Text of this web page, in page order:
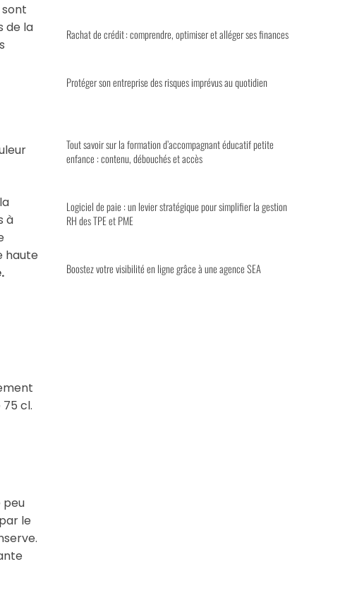
sont
de la
à
haute
cl.
peu
le
Rachat de crédit : comprendre, optimiser et alléger ses finances
Protéger son entreprise des risques imprévus au quotidien
Tout savoir sur la formation d’accompagnant éducatif petite
enfance : contenu, débouchés et accès
Logiciel de paie : un levier stratégique pour simplifier la gestion
RH des TPE et PME
Boostez votre visibilité en ligne grâce à une agence SEA